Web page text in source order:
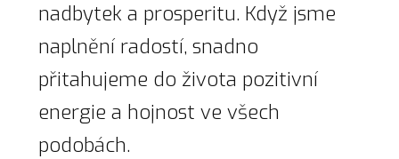
nadbytek a prosperitu. Když jsme
naplnění radostí, snadno
přitahujeme do života pozitivní
energie a hojnost ve všech
podobách.